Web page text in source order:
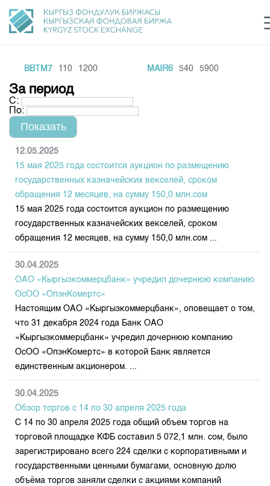
Финансовый рынок KG
О нас
Общая информация
Акционеры
Руководство
Внутренний аудитор
Комитеты
Наши партнеры
Cтратегия развития
Корпоративные документы
Контакты
Направления
Товарно-сырьевой сектор
Листинг
Центр раскрытия информации
Тарифы
Аналитика
Финансовый рынок KG
Пресс-клуб
25 лет ЗАО КФБ
Нормативная база
Биржевая деятельность
Депозитарная деятельность
Статистика торгов
Итоги последних торгов
Архив торгов
Индекс и Капитализация
Котировки по ЦБ
Котировки по драг. металлам
Расписание аукционов по ГЦБ
Результаты аукционов ГЦБ
Объем ГЦБ в обращении
Результаты аукционов по депозитам
Учебный центр
Общая информация
План работы на год
BBTM7 110 1200 MAIR6 540 5900
За период
С:
По:
12.05.2025
15 мая 2025 года состоится аукцион по размещению
государственных казначейских векселей, сроком
обращения 12 месяцев, на сумму 150,0 млн.сом
15 мая 2025 года состоится аукцион по размещению
государственных казначейских векселей, сроком
обращения 12 месяцев, на сумму 150,0 млн.сом ...
30.04.2025
ОАО «Кыргызкоммерцбанк» учредил дочернюю компанию
ОсОО «ОпэнКомертс»
Настоящим ОАО «Кыргызкоммерцбанк», оповещает о том,
что 31 декабря 2024 года Банк ОАО
«Кыргызкоммерцбанк» учредил дочернюю компанию
ОсОО «ОпэнКомертс» в которой Банк является
единственным акционером. ...
30.04.2025
Обзор торгов с 14 по 30 апреля 2025 года
С 14 по 30 апреля 2025 года общий объем торгов на
торговой площадке КФБ составил 5 072,1 млн. сом, было
зарегистрировано всего 224 сделки с корпоративными и
государственными ценными бумагами, основную долю
объёма торгов заняли сделки с акциями компаний